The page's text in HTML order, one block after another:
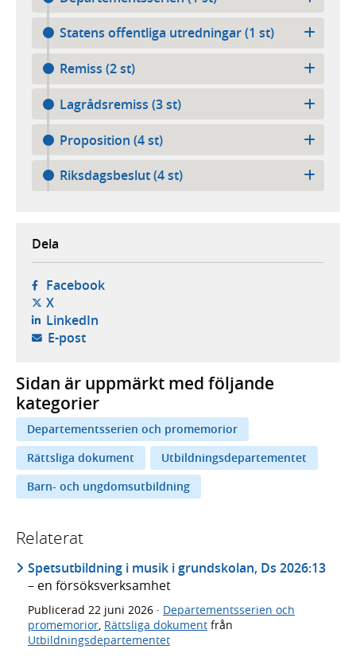
Statens offentliga utredningar (1 st)
Remiss (2 st)
Lagrådsremiss (3 st)
Proposition (4 st)
Riksdagsbeslut (4 st)
Dela
Facebook- öppnas i ny flik, extern webbplats,
X- öppnas i ny flik, extern webbplats,
LinkedIn- öppnas i ny flik, extern webbplats,
E-post- öppnar din e-postklient,
Sidan är uppmärkt med följande
kategorier
Departementsserien och promemorior
Rättsliga dokument
Utbildningsdepartementet
Barn- och ungdomsutbildning
Relaterat
Spetsutbildning i musik i grundskolan, Ds 2026:13
– en försöksverksamhet
Publicerad 22 juni 2026 · Departementsserien och
promemorior Rättsliga dokument från
Utbildningsdepartementet